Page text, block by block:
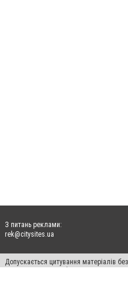
З питань реклами:
rek@citysites.ua
Допускається цитування матеріалів
пошукових систем гіперпосилання на